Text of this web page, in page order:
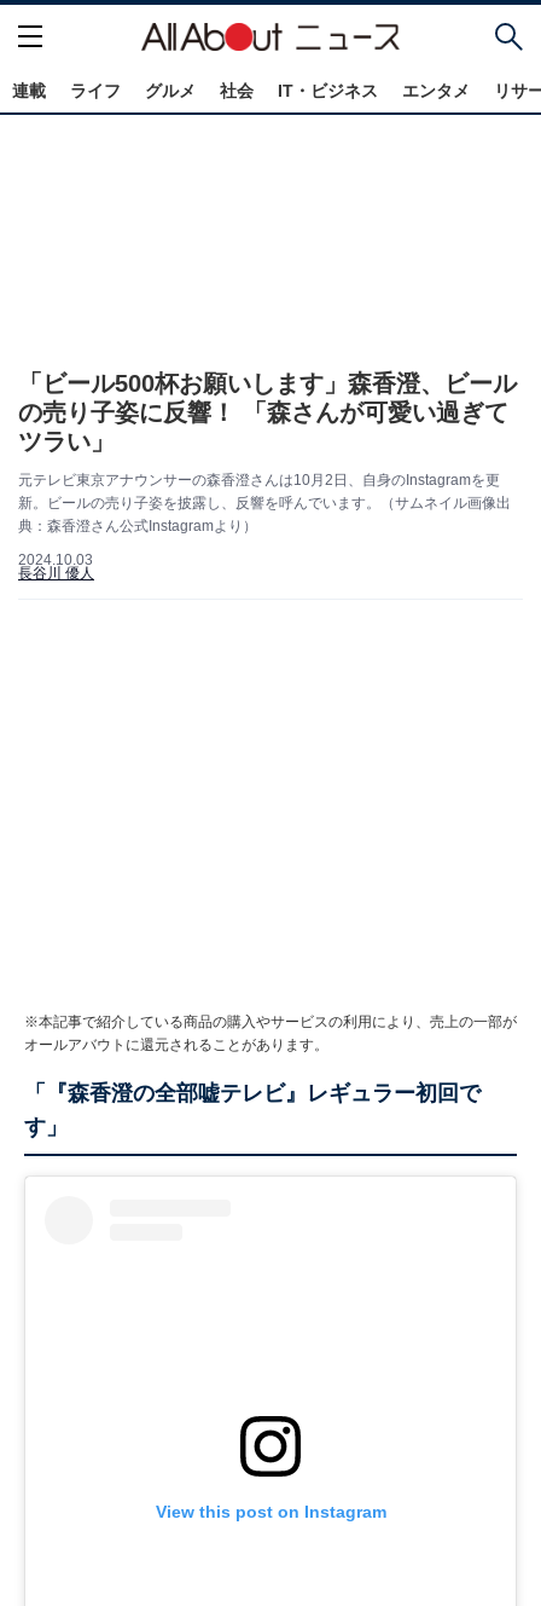
連載 ライフ グルメ 社会 IT・ビジネス エンタメ リサ
「ビール500杯お願いします」森香澄、ビール
の売り子姿に反響！ 「森さんが可愛い過ぎて
ツラい」
元テレビ東京アナウンサーの森香澄さんは10月2日、自身のInstagramを更
新。ビールの売り子姿を披露し、反響を呼んでいます。（サムネイル画像出
典：森香澄さん公式Instagramより）
2024.10.03
長谷川 優人
※本記事で紹介している商品の購入やサービスの利用により、売上の一部が
オールアバウトに還元されることがあります。
「『森香澄の全部嘘テレビ』レギュラー初回で
す」
View this post on Instagram